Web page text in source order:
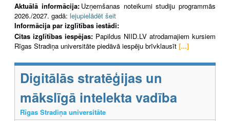
Aktuālā informācija: Uzņemšanas noteikumi studiju programmās
2026./2027. gadā: lejupielādēt šeit
Informācija par izglītības iestādi:
Citas izglītības iespējas: Papildus NIID.LV atrodamajiem kursiem
Rīgas Stradiņa universitāte piedāvā iespēju brīvklausīt [...]
Digitālās stratēģijas un
mākslīgā intelekta vadība
Rīgas Stradiņa universitāte